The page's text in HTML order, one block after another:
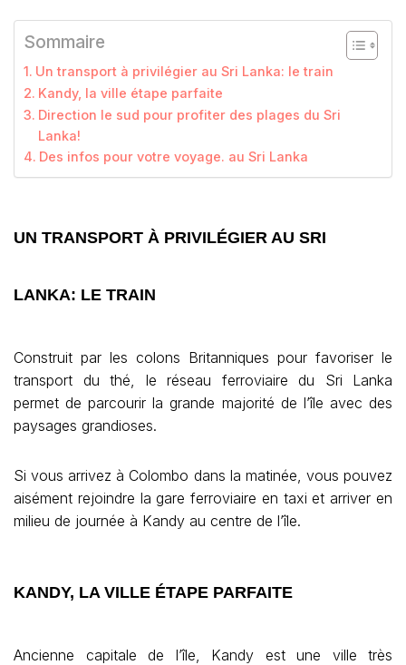
Sommaire
Un transport à privilégier au Sri Lanka: le train
Kandy, la ville étape parfaite
Direction le sud pour profiter des plages du Sri
Lanka!
Des infos pour votre voyage. au Sri Lanka
UN TRANSPORT À PRIVILÉGIER AU SRI
LANKA: LE TRAIN
Construit par les colons Britanniques pour favoriser le
transport du thé, le réseau ferroviaire du Sri Lanka
permet de parcourir la grande majorité de l’île avec des
paysages grandioses.
Si vous arrivez à Colombo dans la matinée, vous pouvez
aisément rejoindre la gare ferroviaire en taxi et arriver en
milieu de journée à Kandy au centre de l’île.
KANDY, LA VILLE ÉTAPE PARFAITE
Ancienne capitale de l’île, Kandy est une ville très